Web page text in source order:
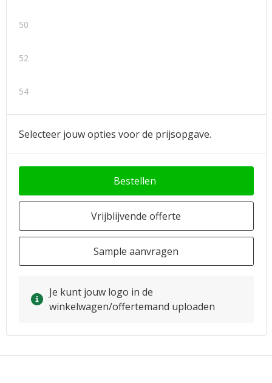
50
52
54
Selecteer jouw opties voor de prijsopgave.
Bestellen
Vrijblijvende offerte
Sample aanvragen
Je kunt jouw logo in de
winkelwagen/offertemand uploaden